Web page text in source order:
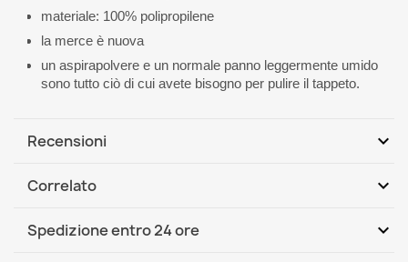
materiale: 100% polipropilene
la merce è nuova
un aspirapolvere e un normale panno leggermente umido
sono tutto ciò di cui avete bisogno per pulire il tappeto.
Recensioni expand_more
Correlato expand_more
Spedizione entro 24 ore expand_more